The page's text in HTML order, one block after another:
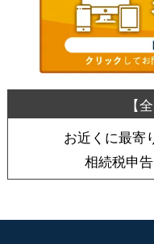
お近くに最寄
相続税申